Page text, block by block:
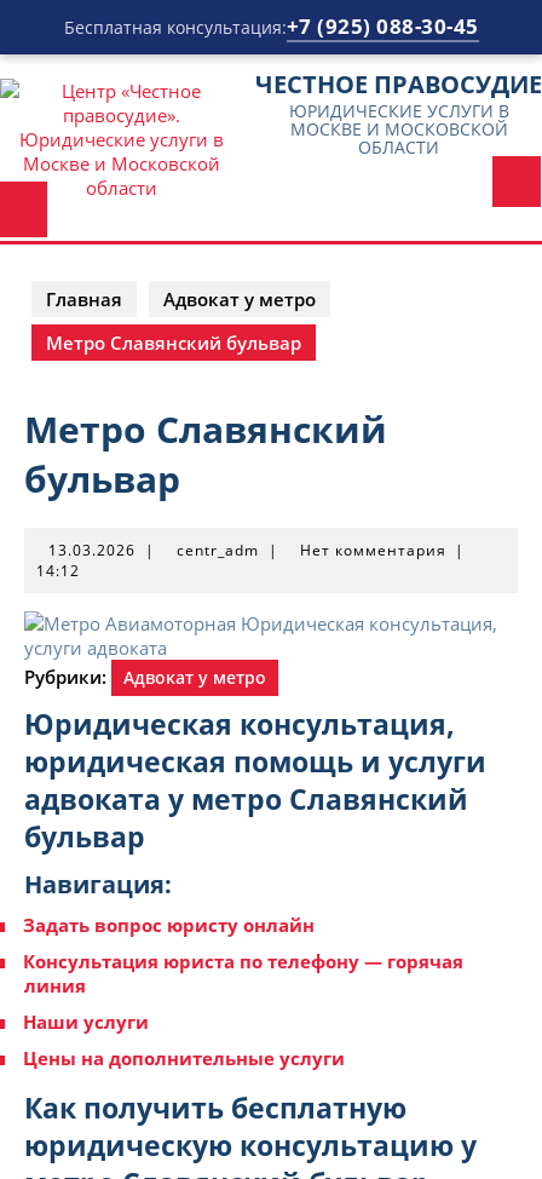
Бесплатная консультация:+7 (925) 088-30-45
Перейти
к
содержимому
ЧЕСТНОЕ ПРАВОСУДИЕ
ЮРИДИЧЕСКИЕ УСЛУГИ В
МОСКВЕ И МОСКОВСКОЙ
ОБЛАСТИ
Главная
Адвокат у метро
Метро Славянский бульвар
Метро Славянский
бульвар
13.03.2026 13.03.2026
| centr_admcentr_adm
| Нет комментария
|
14:12
Рубрики: Адвокат у метро
Юридическая консультация,
юридическая помощь и услуги
адвоката у метро Славянский
бульвар
Навигация:
Задать вопрос юристу онлайн
Консультация юриста по телефону — горячая
линия
Наши услуги
Цены на дополнительные услуги
Как получить бесплатную
юридическую консультацию у